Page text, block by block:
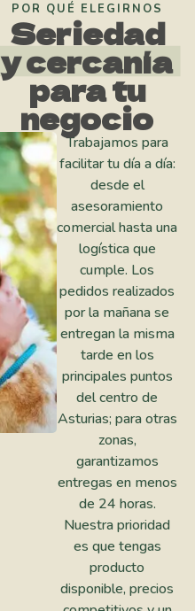
POR QUÉ ELEGIRNOS
Seriedad
y cercanía
para tu
negocio
Trabajamos para
facilitar tu día a día:
desde el
asesoramiento
comercial hasta una
logística que
cumple. Los
pedidos realizados
por la mañana se
entregan la misma
tarde en los
principales puntos
del centro de
Asturias; para otras
zonas,
garantizamos
entregas en menos
de 24 horas.
Nuestra prioridad
es que tengas
producto
disponible, precios